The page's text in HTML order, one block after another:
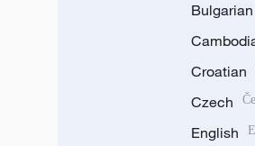
Bulgarian
Croatian
Czech
English